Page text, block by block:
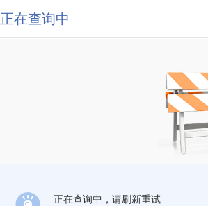
正在查询中
正在查询中，请刷新重试